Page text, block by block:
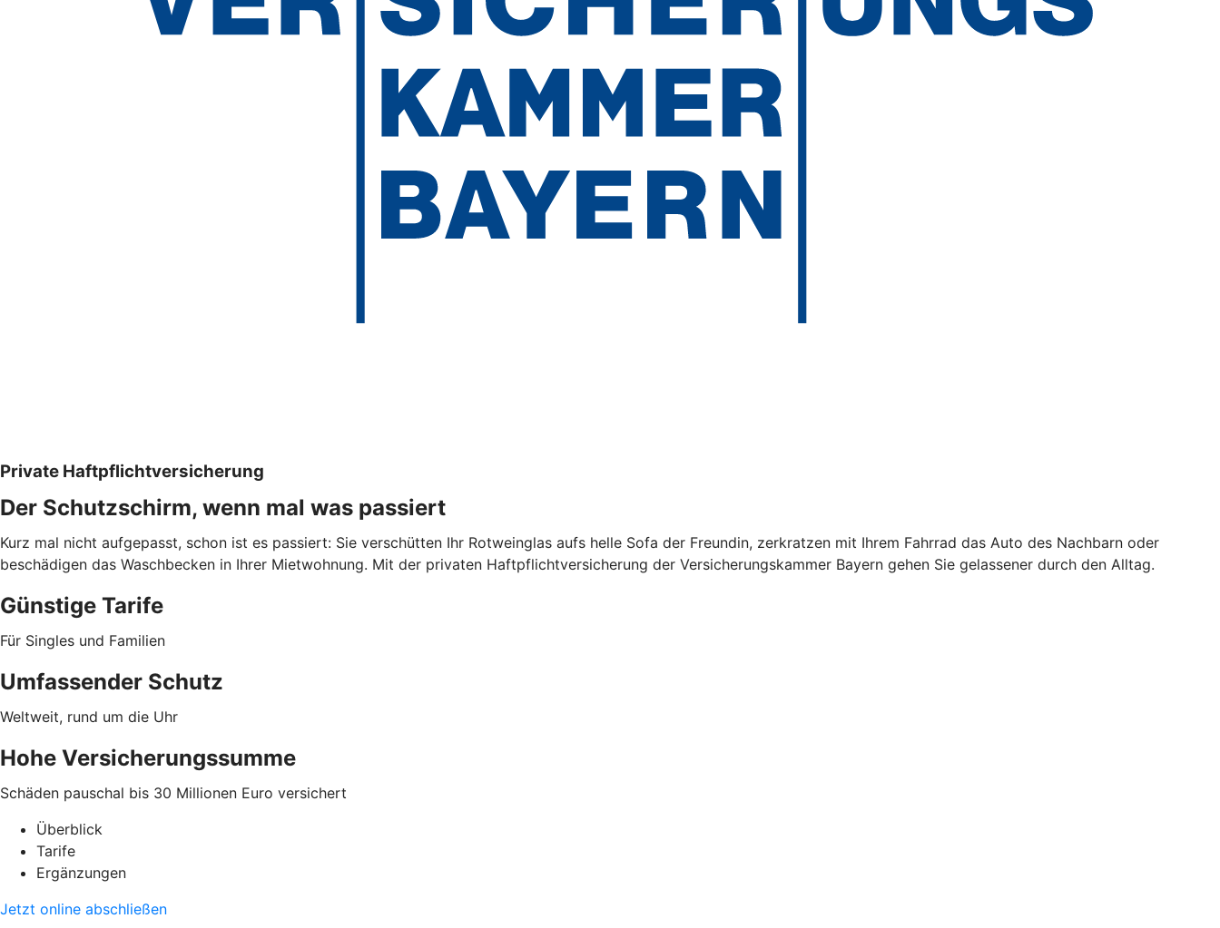
Private Haftpflichtversicherung
Der Schutzschirm, wenn mal was passiert
Kurz mal nicht aufgepasst, schon ist es passiert: Sie verschütten Ihr Rotweinglas aufs helle Sofa der Freundin, zerkratzen mit Ihrem Fahrrad das Auto des Nachbarn oder
beschädigen das Waschbecken in Ihrer Mietwohnung. Mit der privaten Haftpflichtversicherung der Versicherungskammer Bayern gehen Sie gelassener durch den Alltag.
Günstige Tarife
Für Singles und Familien
Umfassender Schutz
Weltweit, rund um die Uhr
Hohe Versicherungssumme
Schäden pauschal bis 30 Millionen Euro versichert
Überblick
Tarife
Ergänzungen
Jetzt online abschließen